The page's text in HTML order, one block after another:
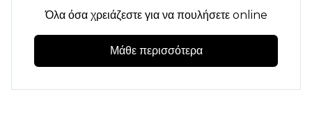
Όλα όσα χρειάζεστε για να πουλήσετε online
Μάθε περισσότερα